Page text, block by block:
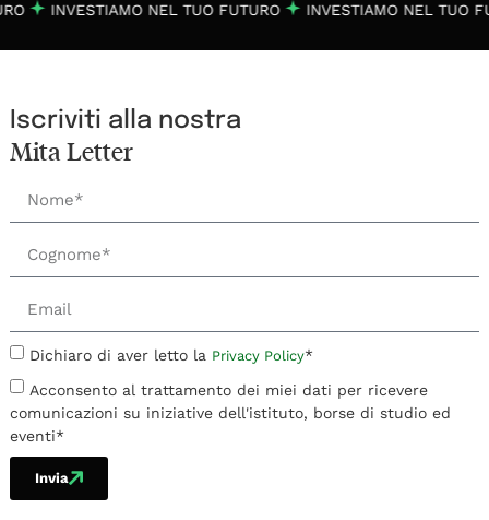
INVESTIAMO NEL TUO FUTURO INVESTIAMO NEL TUO
Iscriviti alla nostra
Mita Letter
Dichiaro di aver letto la Privacy Policy*
Acconsento al trattamento dei miei dati per ricevere
comunicazioni su iniziative dell'istituto, borse di studio ed
eventi*
Invia